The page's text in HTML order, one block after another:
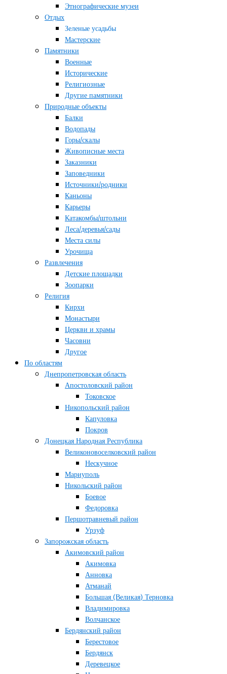
Этнографические музеи
Отдых
Зеленые усадьбы
Мастерские
Памятники
Военные
Исторические
Религиозные
Другие памятники
Природные объекты
Балки
Водопады
Горы/скалы
Живописные места
Заказники
Заповедники
Источники/родники
Каньоны
Карьеры
Катакомбы/штольни
Леса/деревья/сады
Места силы
Урочища
Развлечения
Детские площадки
Зоопарки
Религия
Кирхи
Монастыри
Церкви и храмы
Часовни
Другое
По областям
Днепропетровская область
Апостоловский район
Токовское
Никопольский район
Капуловка
Покров
Донецкая Народная Республика
Великоновоселковский район
Нескучное
Мариуполь
Никольский район
Боевое
Федоровка
Першотравневый район
Урзуф
Запорожская область
Акимовский район
Акимовка
Анновка
Атманай
Большая (Великая) Терновка
Владимировка
Волчанское
Бердянский район
Берестовое
Бердянск
Деревецкое